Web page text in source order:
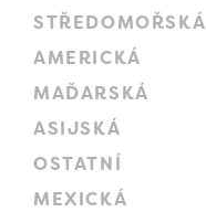
STŘEDOMOŘSKÁ
AMERICKÁ
MAĎARSKÁ
ASIJSKÁ
OSTATNÍ
MEXICKÁ